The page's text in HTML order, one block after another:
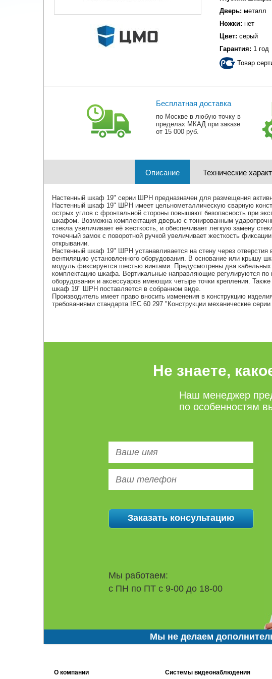
Дверь: металл
Ножки: нет
Цвет: серый
Гарантия: 1 год
Товар
Бесплатная доставка
по Москве в любую точку в
пределах МКАД при заказе
от 15 000 руб.
Описание Технические
Настенный шкаф 19" серии ШРН предназначен для размещения
Настенный шкаф 19" ШРН имеет цельнометаллическую сварную
острых углов с фронтальной стороны повышают безопасность при
шкафом. Возможна комплектация дверью с тонированным
стекла увеличивает её жесткость, и обеспечивает легкую замену
точечный замок с поворотной ручкой увеличивает жесткость
открывании.
Настенный шкаф 19" ШРН устанавливается на стену через
вентиляцию установленного оборудования. В основание или крышу
модуль фиксируется шестью винтами. Предусмотрены два
комплектацию шкафа. Вертикальные направляющие регулируются
оборудования и аксессуаров имеющих четыре точки крепления.
шкаф 19" ШРН поставляется в собранном виде.
Производитель имеет право вносить изменения в конструкцию
требованиями стандарта IEC 60 297 "Конструкции механические
Не знаете,
Наш менеджер
по особенностям
Мы работаем:
с ПН по ПТ с 9-00 до 18-00
Мы не делаем
О компании Системы видеонаблюдения